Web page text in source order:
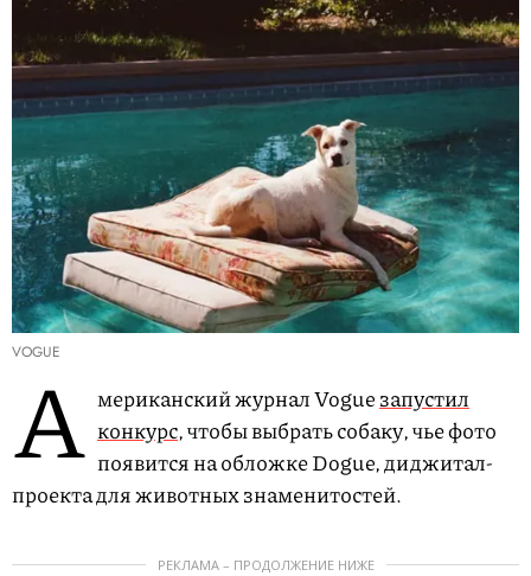
VOGUE
А мериканский журнал Vogueзапустил
конкурс,чтобы выбрать собаку, чье фото
появится на обложке Dogue, диджитал-
проекта для животных знаменитостей.
РЕКЛАМА – ПРОДОЛЖЕНИЕ НИЖЕ